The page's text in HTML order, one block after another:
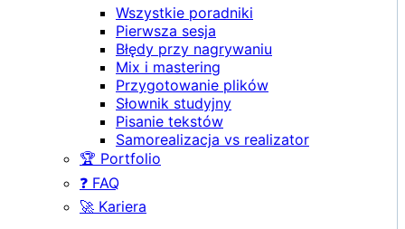
Wszystkie poradniki
Pierwsza sesja
Błędy przy nagrywaniu
Mix i mastering
Przygotowanie plików
Słownik studyjny
Pisanie tekstów
Samorealizacja vs realizator
🏆 Portfolio
❓ FAQ
🚀 Kariera